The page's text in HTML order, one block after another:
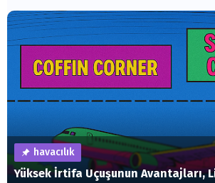
havacılık
Yüksek İrtifa Uçuşunun Avantajları,